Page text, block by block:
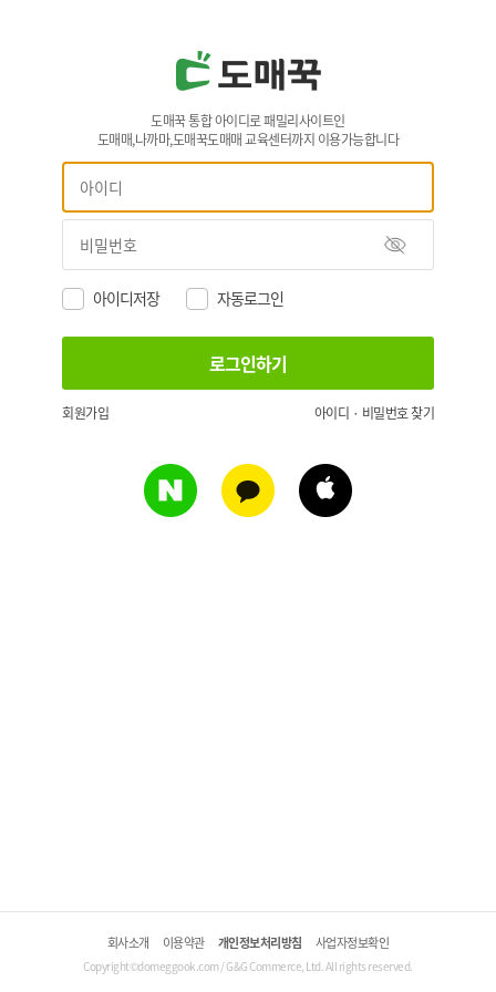
도매꾹 통합 아이디로 패밀리사이트인
도매매,나까마,도매꾹도매매 교육센터까지 이용가능합니다
아이디저장 자동로그인
회원가입 아이디 · 비밀번호 찾기
회사소개 이용약관 개인정보처리방침 사업자정보확인
Copyright©domeggook.com / G&G Commerce, Ltd. All rights reserved.